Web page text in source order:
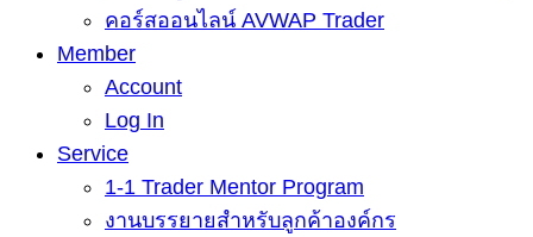
คอร์สออนไลน์ AVWAP Trader
Member
Account
Log In
Service
1-1 Trader Mentor Program
งานบรรยายสำหรับลูกค้าองค์กร